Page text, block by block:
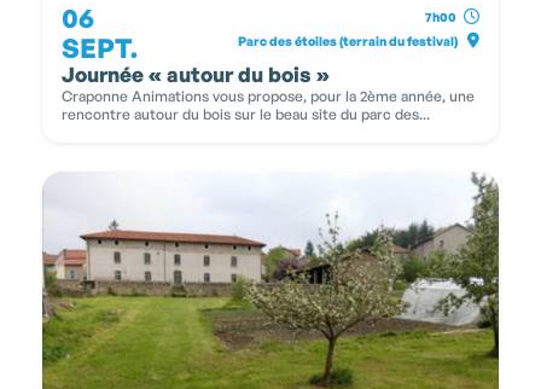
06
SEPT.
7h00
Parc des étoiles (terrain du festival)
Journée « autour du bois »
Craponne Animations vous propose, pour la 2ème année, une
rencontre autour du bois sur le beau site du parc des...